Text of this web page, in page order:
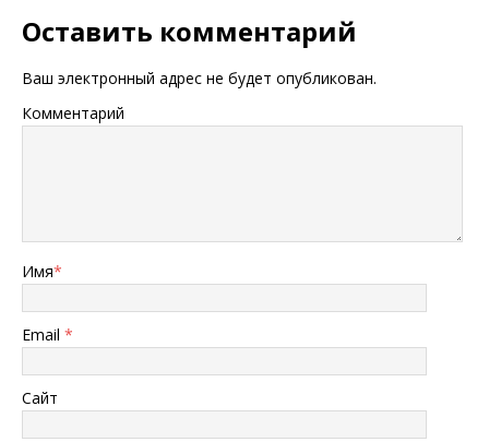
Оставить комментарий
Ваш электронный адрес не будет опубликован.
Комментарий
Имя*
Email *
Сайт